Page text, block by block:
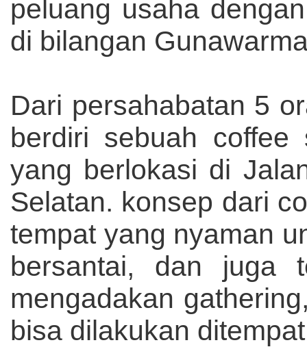
peluang usaha
di bilangan
Dari persahabatan 5
berdiri sebuah coffee
yang berlokasi di
Selatan. konsep dari
tempat yang nyaman
bersantai, dan juga
mengadakan
bisa dilakukan